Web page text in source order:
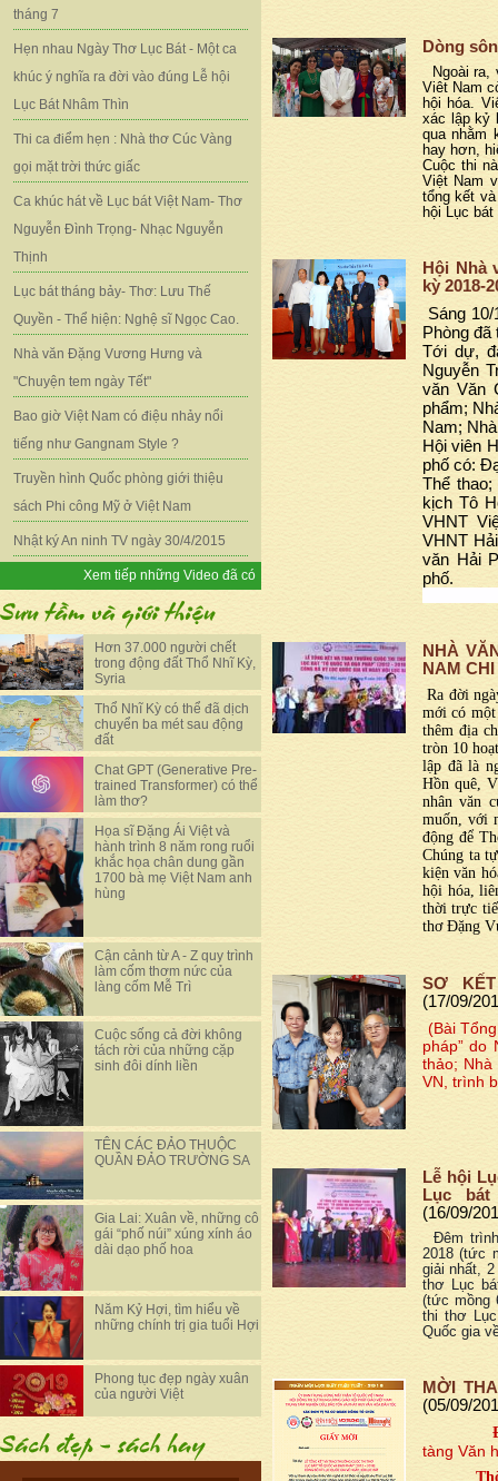
tháng 7
Hẹn nhau Ngày Thơ Lục Bát - Một ca
khúc ý nghĩa ra đời vào đúng Lễ hội
Lục Bát Nhâm Thìn
Thi ca điểm hẹn : Nhà thơ Cúc Vàng
gọi mặt trời thức giấc
Ca khúc hát về Lục bát Việt Nam- Thơ
Nguyễn Đình Trọng- Nhạc Nguyễn
Thịnh
Lục bát tháng bảy- Thơ: Lưu Thế
Quyền - Thể hiện: Nghệ sĩ Ngọc Cao.
Nhà văn Đặng Vương Hưng và
"Chuyện tem ngày Tết"
Bao giờ Việt Nam có điệu nhảy nổi
tiếng như Gangnam Style ?
Truyền hình Quốc phòng giới thiệu
sách Phi công Mỹ ở Việt Nam
Nhật ký An ninh TV ngày 30/4/2015
Xem tiếp những Video đã có
Hơn 37.000 người chết
trong động đất Thổ Nhĩ Kỳ,
Syria
Thổ Nhĩ Kỳ có thể đã dịch
chuyển ba mét sau động
đất
Chat GPT (Generative Pre-
trained Transformer) có thể
làm thơ?
Họa sĩ Đặng Ái Việt và
hành trình 8 năm rong ruổi
khắc họa chân dung gần
1700 bà mẹ Việt Nam anh
hùng
Cận cảnh từ A - Z quy trình
làm cốm thơm nức của
làng cốm Mễ Trì
Cuộc sống cả đời không
tách rời của những cặp
sinh đôi dính liền
TÊN CÁC ĐẢO THUỘC
QUẦN ĐẢO TRƯỜNG SA
Gia Lai: Xuân về, những cô
gái “phố núi” xúng xính áo
dài dạo phố hoa
Năm Kỷ Hợi, tìm hiểu về
những chính trị gia tuổi Hợi
Phong tục đẹp ngày xuân
của người Việt
Dòng
Ngoài ra,
Viêt Nam
hội hóa.
xác lập kỷ
qua nhằm
hay hơn,
Cuộc thi
Việt Nam
tổng kết
hội Lục bát
Hội Nhà
kỳ 2018-
Sáng
Phòng
Tới dự,
Nguyễn
văn Văn
phẩm;
Nam;
Hội viên
phố có:
Thể
kịch Tô
VHNT
VHNT
văn Hải
phố.
NHÀ
NAM
Ra đời
mới có
thêm địa
tròn 10
lập đã là
Hồn quê,
nhân văn
muốn, với
động để
Chúng ta
kiện văn
hội hóa,
thời trực
thơ Đặng
SƠ
(17/09/
(Bài
pháp” do
thảo; Nhà
VN, trình
Lễ hội
Lục bát
(16/09/
Đêm
2018 (tức
giải nhất,
thơ Lục
(tức mồng
thi thơ
Quốc gia
MỜI
(05/09/
tàng Văn